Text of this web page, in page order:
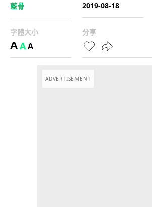
藍骨
2019-08-18
字體大小
AAA
分享
ADVERTISEMENT